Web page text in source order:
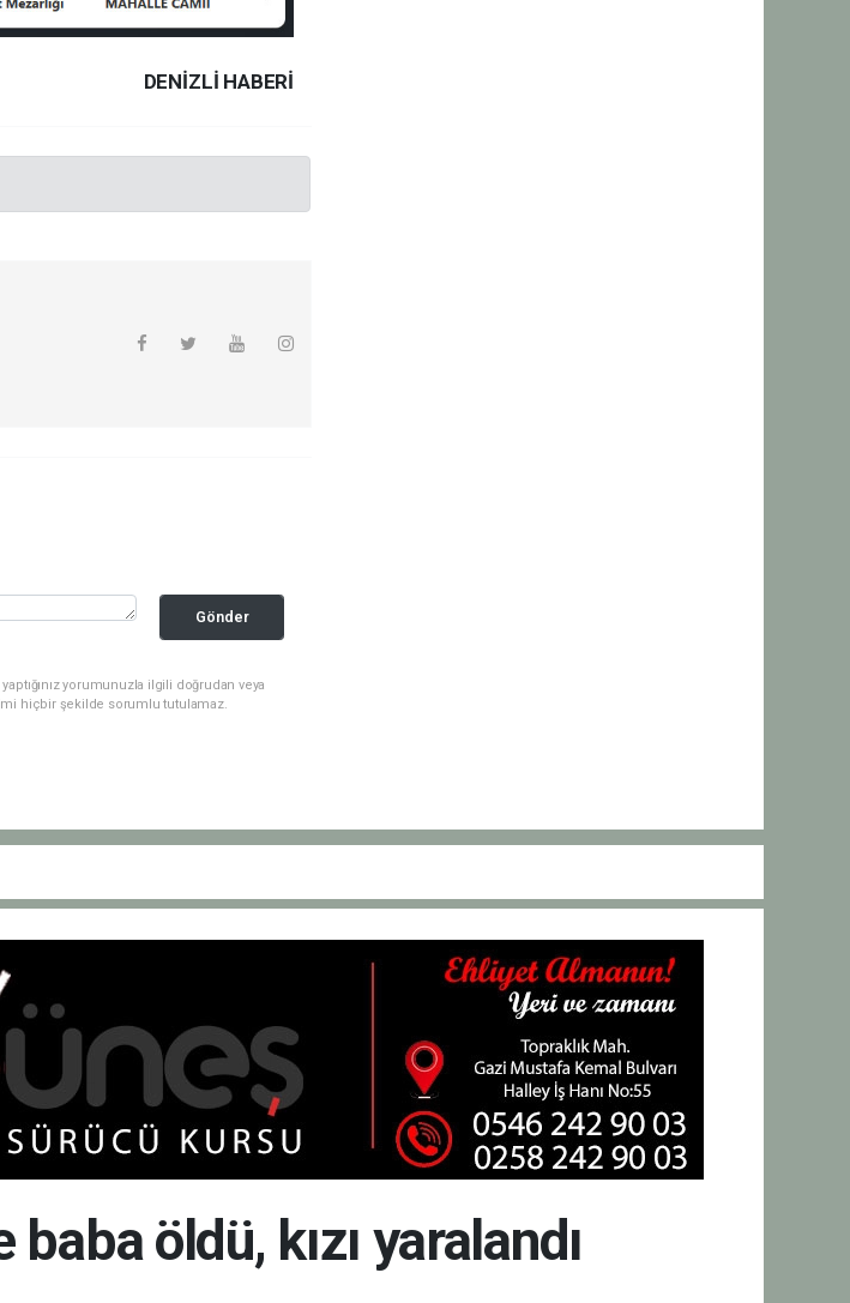
DENIZLI HABERİ
Gönder
yorumunuzla ilgili doğrudan veya
hiçbir şekilde sorumlu tutulamaz.
öldü, kızı yaralandı